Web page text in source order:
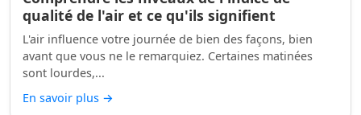
qualité de l'air et ce qu'ils signifient
L'air influence votre journée de bien des façons, bien
avant que vous ne le remarquiez. Certaines matinées
sont lourdes,...
En savoir plus →